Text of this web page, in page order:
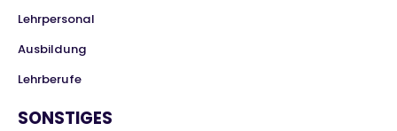
Lehrpersonal
Ausbildung
Lehrberufe
SONSTIGES